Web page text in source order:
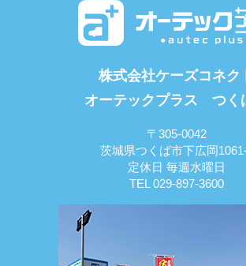
株式会社ケーズコネク
オーテックプラス つく
〒305-0042
茨城県つくば市下広岡
定休日 毎週水曜日
TEL 029-897-3600